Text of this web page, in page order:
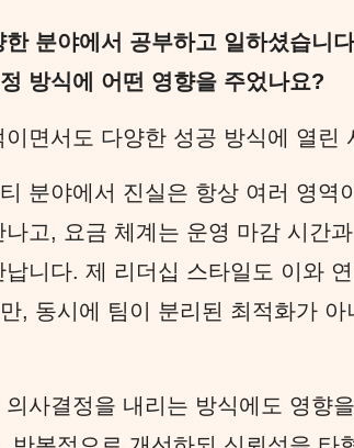
분야에서 공부하고 일하셨습니
방식에 어떤 영향을 주었나요?
면서도 다양한 성공 방식에 열린
분야에서 진실은 항상 여러 영역
고, 요금 체계는 운영 마감 시간
니다. 제 리더십 스타일도 이와
, 동시에 팀이 분리된 최적화가
사결정을 내리는 방식에도 영향